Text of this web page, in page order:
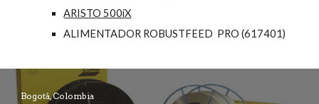
ARISTO 500iX
ALIMENTADOR ROBUSTFEED PRO (617401)
Bogotá, Colombia